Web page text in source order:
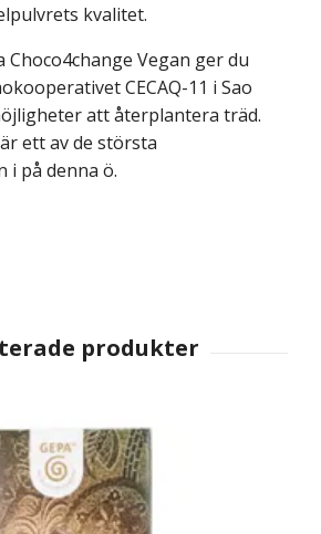
kvalitet.
Choco4change Vegan ger du
CECAQ-11 i Sao
att återplantera träd.
ett av de största
i på denna ö.